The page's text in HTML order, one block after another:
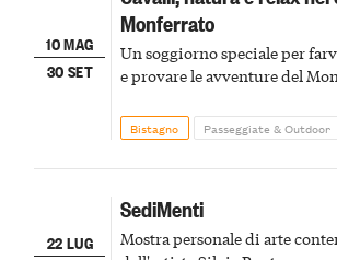
10 MAG
30 SET
Monferrato
Un soggiorno speciale per
e provare le avventure del
Bistagno Passeggiate & Outdoor
22 LUG
SediMenti
Mostra personale di arte